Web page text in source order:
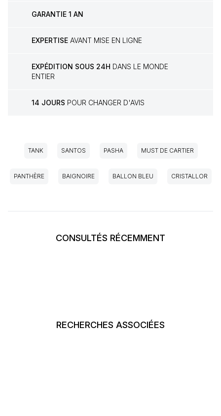
GARANTIE 1 AN
EXPERTISE AVANT MISE EN LIGNE
EXPÉDITION SOUS 24H DANS LE MONDE
ENTIER
14 JOURS POUR CHANGER D'AVIS
TANK SANTOS PASHA MUST DE CARTIER
PANTHÈRE BAIGNOIRE BALLON BLEU CRISTALLOR
CONSULTÉS RÉCEMMENT
RECHERCHES ASSOCIÉES